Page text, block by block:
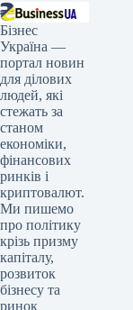
Бізнес
Україна —
портал новин
для ділових
людей, які
стежать за
станом
економіки,
фінансових
ринків і
криптовалют.
Ми пишемо
про політику
крізь призму
капіталу,
розвиток
бізнесу та
ринок